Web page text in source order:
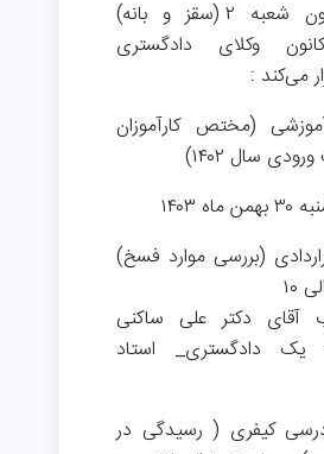
💠 کمیسیون شعبه ۲ (سقز و بانه)
وکلای دادگستری
می‌کند :
(مختص کارآموزان
سال ۱۴۰۲)
۱۴۰۳
(بررسی موارد فسخ)
آقای دکتر علی ساکنی
یک دادگستری_ استاد
کیفری ( رسیدگی در